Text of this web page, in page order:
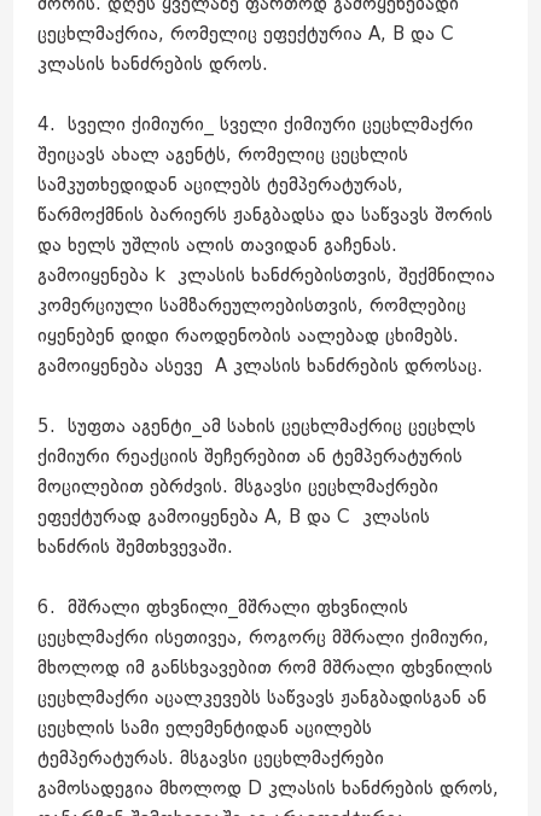
შორის. დღეს ყველაზე ფართოდ გამოყენებადი
ცეცხლმაქრია, რომელიც ეფექტურია A, B და C
კლასის ხანძრების დროს.
4. სველი ქიმიური_ სველი ქიმიური ცეცხლმაქრი
შეიცავს ახალ აგენტს, რომელიც ცეცხლის
სამკუთხედიდან აცილებს ტემპერატურას,
წარმოქმნის ბარიერს ჟანგბადსა და საწვავს შორის
და ხელს უშლის ალის თავიდან გაჩენას.
გამოიყენება k კლასის ხანძრებისთვის, შექმნილია
კომერციული სამზარეულოებისთვის, რომლებიც
იყენებენ დიდი რაოდენობის აალებად ცხიმებს.
გამოიყენება ასევე A კლასის ხანძრების დროსაც.
5. სუფთა აგენტი_ამ სახის ცეცხლმაქრიც ცეცხლს
ქიმიური რეაქციის შეჩერებით ან ტემპერატურის
მოცილებით ებრძვის. მსგავსი ცეცხლმაქრები
ეფექტურად გამოიყენება A, B და C კლასის
ხანძრის შემთხვევაში.
6. მშრალი ფხვნილი_მშრალი ფხვნილის
ცეცხლმაქრი ისეთივეა, როგორც მშრალი ქიმიური,
მხოლოდ იმ განსხვავებით რომ მშრალი ფხვნილის
ცეცხლმაქრი აცალკევებს საწვავს ჟანგბადისგან ან
ცეცხლის სამი ელემენტიდან აცილებს
ტემპერატურას. მსგავსი ცეცხლმაქრები
გამოსადეგია მხოლოდ D კლასის ხანძრების დროს,